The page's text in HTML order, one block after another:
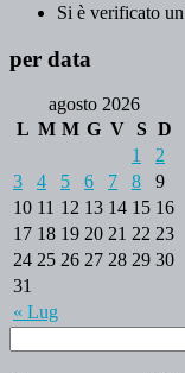
Si è verificato
per data
agosto 2026
L M M G V S D
« Lug
1
2
3
4 5 6 7 8
9
10 11 12 13 14 15 16
17 18 19 20 21 22 23
24 25 26 27 28 29 30
31